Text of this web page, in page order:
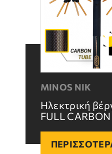
MINOS NIK
Ηλεκτρική
FULL